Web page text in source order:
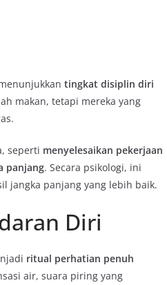
tingkat disiplin diri
makan, tetapi mereka yang
seperti menyelesaikan pekerjaan
panjang. Secara psikologi, ini
jangka panjang yang lebih baik.
Diri
ritual perhatian penuh
air, suara piring yang